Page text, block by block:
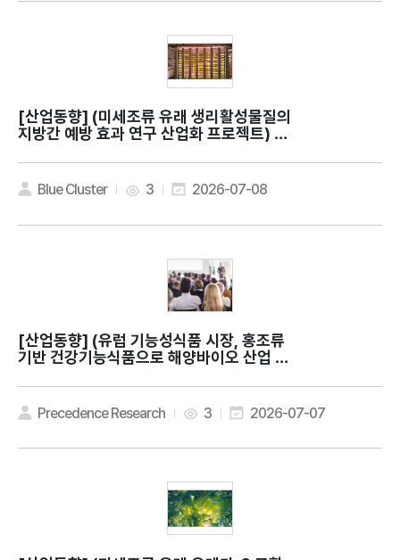
[산업동향]
지방간 예방 효과 연구 산업화 프로젝트) C
r health?
Blue Cluster 3 2026-07-08
[산업동향]
기반 건강기능식품으로 해양바이오 산업 확
Expands as Pure Ocean Algae Lau
nches Red Seaweed Supplements
Precedence Research 3 2026-07-07